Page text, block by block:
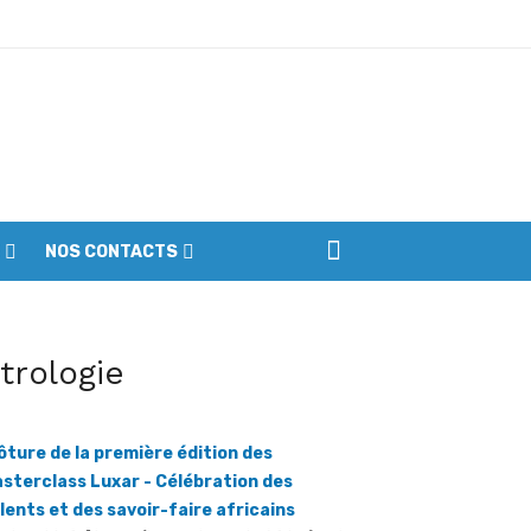
du parc
NOS CONTACTS
et des savoir-faire africains
Luxar (Luxembourg in Africa) est
plateforme consacrée à la promotion du